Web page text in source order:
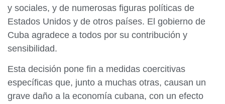
y sociales, y de numerosas figuras políticas de
Estados Unidos y de otros países. El gobierno de
Cuba agradece a todos por su contribución y
sensibilidad.
Esta decisión pone fin a medidas coercitivas
específicas que, junto a muchas otras, causan un
grave daño a la economía cubana, con un efecto